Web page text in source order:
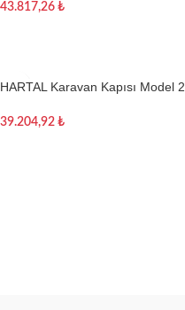
43.817,26 ₺
HARTAL Karavan Kapısı Model 2
39.204,92 ₺